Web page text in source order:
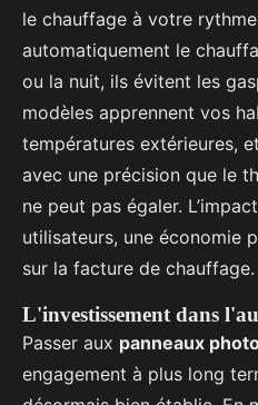
le chauffage à votre
automatiquement le
ou la nuit, ils évitent les
modèles apprennent vos
températures extérieures,
avec une précision que le
ne peut pas égaler.
utilisateurs, une économie
sur la facture de chauffage.
L'investissement dans
Passer aux panneaux
engagement à plus long